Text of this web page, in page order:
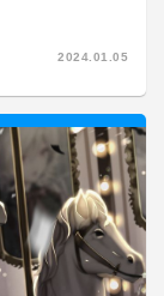
2024.01.05